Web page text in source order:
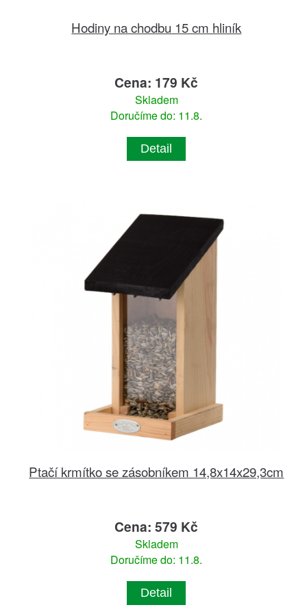
Hodiny na chodbu 15 cm hliník
Cena: 179 Kč
Skladem
Doručíme do: 11.8.
Detail
Ptačí krmítko se zásobníkem 14,8x14x29,3cm
Cena: 579 Kč
Skladem
Doručíme do: 11.8.
Detail